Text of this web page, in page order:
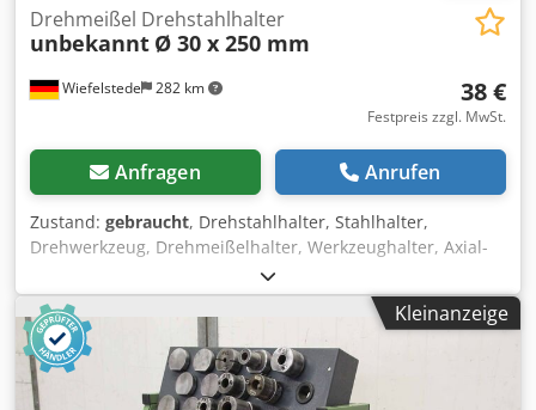
Wiefelstede 282 km
Drehmeißel Drehstahlhalter
unbekannt Ø 30 x 250 mm
38 €
Festpreis zzgl. MwSt.
Anfragen Anrufen
Zustand: gebraucht, Drehstahlhalter, Stahlhalter,
Drehwerkzeug, Drehmeißelhalter, Werkzeughalter, Axial-
Werkzeughalter, Wechselhalter, Drehmeissel-Halter,
Klemmhalter, Drehstahlhalter -Drehmeißel:
Drehstahlhalter Werkzeughalter Dcsdpeu Npftefx Alcok -
Maße: siehe Fotos / techn. Zeichnung -Anzahl: 4x
Drehstahlhalter vorhanden -Preis: pro Stück -Abmessung:
Ø 30 x 250 mm -Gewicht: 1,1 kg
Kleinanzeige